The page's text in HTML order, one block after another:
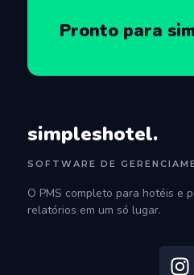
Pronto para
simpleshotel.
SOFTWARE DE
O PMS completo para hotéis e
relatórios em um só lugar.